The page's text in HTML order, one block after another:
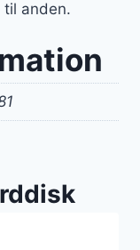
anden.